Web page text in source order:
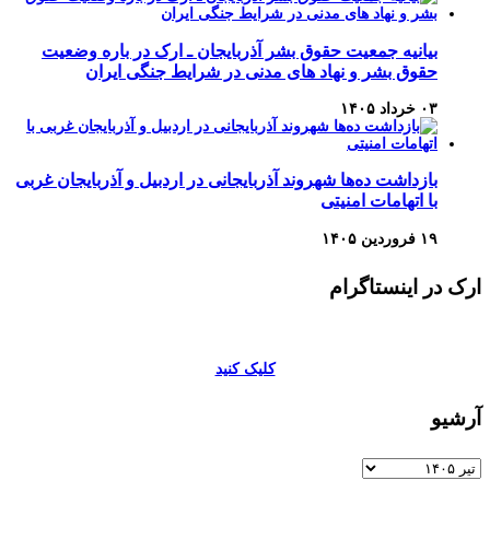
بیانیه جمعیت حقوق بشر آذربایجان ـ ارک در باره وضعیت
حقوق بشر و نهاد های مدنی در شرایط جنگی ایران
۰۳ خرداد ۱۴۰۵
بازداشت ده‌ها شهروند آذربایجانی در اردبیل و آذربایجان غربی
با اتهامات امنیتی
۱۹ فروردین ۱۴۰۵
ارک در اینستاگرام
کلیک کنید
آرشیو
آرشیو